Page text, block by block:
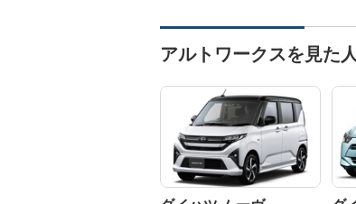
アルトワークスを見た